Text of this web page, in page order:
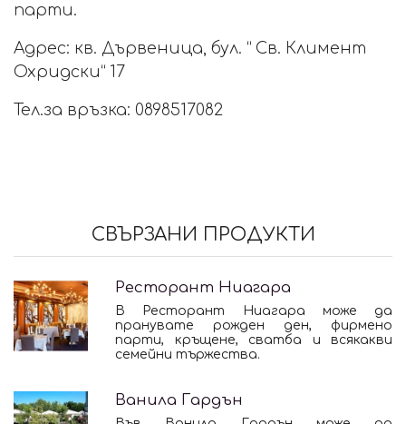
парти.
Адрес: кв. Дървеница, бул. “ Св. Климент
Охридски“ 17
Тел.за връзка: 0898517082
СВЪРЗАНИ ПРОДУКТИ
Ресторант Ниагара
В Ресторант Ниагара може да
пранувате рожден ден, фирмено
парти, кръщене, сватба и всякакви
семейни тържества.
Ванила Гардън